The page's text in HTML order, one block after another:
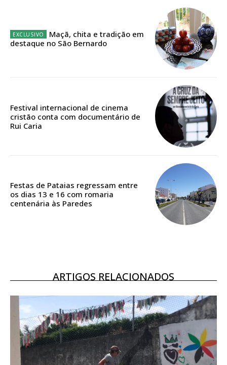
Edição em papel entregue à Quinta-feira em sua
Ofertas para assinatura anual
ASSINATURA
DIGITAL ANUAL
Acesso ao conteúdo online
Acesso aos conteúdos Exclusivos para
assinantes
Ofertas para assinatura anual
Escolha o plano
Maçã, chita e tradição em
destaque no São Bernardo
Festival internacional de cinema
cristão conta com documentário de
Rui Caria
Festas de Pataias regressam entre
os dias 13 e 16 com romaria
centenária às Paredes
ARTIGOS RELACIONADOS